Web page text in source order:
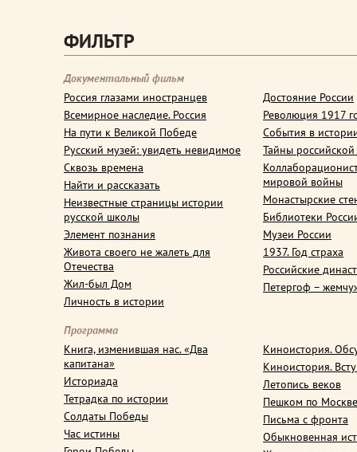
ФИЛЬТР
Документальный фильм
Россия глазами иностранцев
Всемирное наследие. Россия
На пути к Великой Победе
Русский музей: увидеть невидимое
Сквозь времена
Найти и рассказать
Неизвестные страницы истории
русской школы
Элемент познания
Живота своего не жалеть для
Отечества
Жил-был Дом
Личность в истории
Достояние России
Революция 1917
События в
Тайны
мировой войны
Монастырские
Библиотеки
Музеи России
1937. Год страха
Российские
Петергоф –
Программа
Книга, изменившая нас. «Два
капитана»
Историада
Тетрадка по истории
Солдаты Победы
Час истины
Киноистория.
Киноистория.
Летопись веков
Пешком по Москве
Письма с фронта
Обыкновенная